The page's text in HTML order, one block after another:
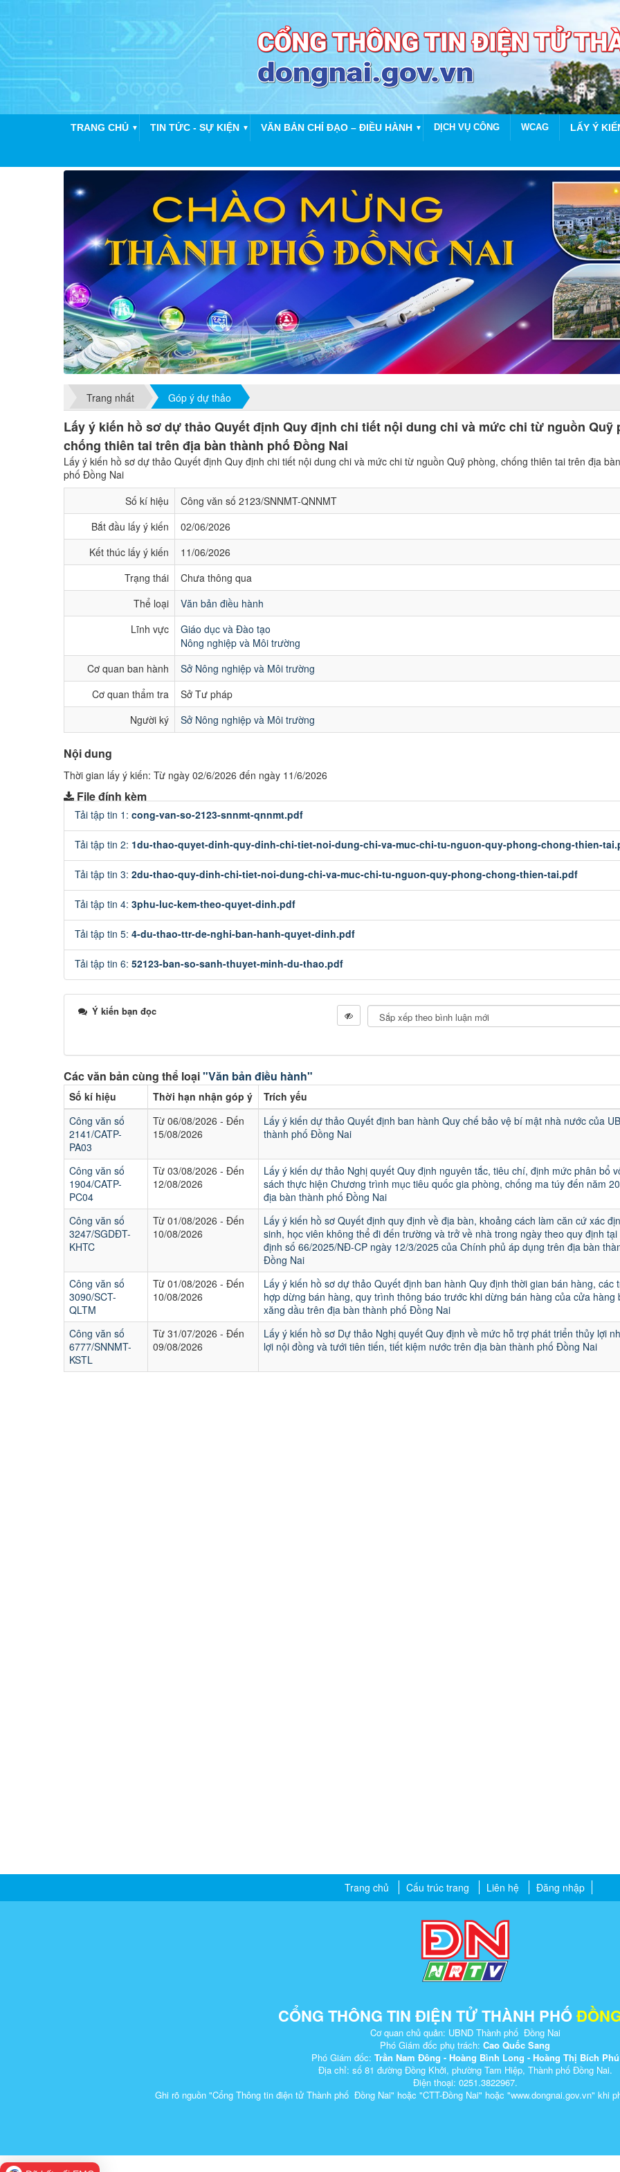
TRANG CHỦ ▼ TIN TỨC - SỰ KIỆN ▼ VĂN BẢN CHỈ ĐẠO – ĐIỀU HÀNH ▼ DỊCH VỤ CÔNG WCAG LẤY Ý
Trang nhất Góp ý dự thảo
Lấy ý kiến hồ sơ dự thảo Quyết định Quy định chi tiết nội dung chi và mức chi từ nguồn Quỹ
chống thiên tai trên địa bàn thành phố Đồng Nai
Lấy ý kiến hồ sơ dự thảo Quyết định Quy định chi tiết nội dung chi và mức chi từ nguồn Quỹ phòng, chống thiên tai trên địa
phố Đồng Nai
Số kí hiệu
Công văn số 2123/SNNMT-QNNMT
Bắt đầu lấy ý kiến
02/06/2026
Kết thúc lấy ý kiến
11/06/2026
Trạng thái
Chưa thông qua
Thể loại
Văn bản điều hành
Lĩnh vực
Giáo dục và Đào tạo
Nông nghiệp và Môi trường
Cơ quan ban hành
Sở Nông nghiệp và Môi trường
Cơ quan thẩm tra
Sở Tư pháp
Người ký
Sở Nông nghiệp và Môi trường
Nội dung
Thời gian lấy ý kiến: Từ ngày 02/6/2026 đến ngày 11/6/2026
File đính kèm
Tải tập tin 1: cong-van-so-2123-snnmt-qnnmt.pdf
Tải tập tin 2: 1du-thao-quyet-dinh-quy-dinh-chi-tiet-noi-dung-chi-va-muc-chi-tu-nguon-quy-phong-chong-thien-
Tải tập tin 3: 2du-thao-quy-dinh-chi-tiet-noi-dung-chi-va-muc-chi-tu-nguon-quy-phong-chong-thien-tai.pdf
Tải tập tin 4: 3phu-luc-kem-theo-quyet-dinh.pdf
Tải tập tin 5: 4-du-thao-ttr-de-nghi-ban-hanh-quyet-dinh.pdf
Tải tập tin 6: 52123-ban-so-sanh-thuyet-minh-du-thao.pdf
Ý kiến bạn đọc
Các văn bản cùng thể loại"Văn bản điều hành"
Số kí hiệu Thời hạn nhận góp ý
Trích yếu
Công văn số
2141/CATP-
PA03
Từ 06/08/2026 - Đến
15/08/2026
Lấy ý kiến dự thảo Quyết định ban hành Quy chế bảo vệ bí mật nhà nước của
thành phố Đồng Nai
Công văn số
1904/CATP-
PC04
Từ 03/08/2026 - Đến
12/08/2026
Lấy ý kiến dự thảo Nghị quyết Quy định nguyên tắc, tiêu chí, định mức phân bổ
sách thực hiện Chương trình mục tiêu quốc gia phòng, chống ma túy đến năm
địa bàn thành phố Đồng Nai
Công văn số
3247/SGDĐT-
KHTC
Từ 01/08/2026 - Đến
10/08/2026
Lấy ý kiến hồ sơ Quyết định quy định về địa bàn, khoảng cách làm căn cứ xác
sinh, học viên không thể đi đến trường và trở về nhà trong ngày theo quy định tại
định số 66/2025/NĐ-CP ngày 12/3/2025 của Chính phủ áp dụng trên địa bàn
Đồng Nai
Công văn số
3090/SCT-
QLTM
Từ 01/08/2026 - Đến
10/08/2026
Lấy ý kiến hồ sơ dự thảo Quyết định ban hành Quy định thời gian bán hàng, các
hợp dừng bán hàng, quy trình thông báo trước khi dừng bán hàng của cửa hàng
xăng dầu trên địa bàn thành phố Đồng Nai
Công văn số
6777/SNNMT-
KSTL
Từ 31/07/2026 - Đến
09/08/2026
Lấy ý kiến hồ sơ Dự thảo Nghị quyết Quy định về mức hỗ trợ phát triển thủy lợi
lợi nội đồng và tưới tiên tiến, tiết kiệm nước trên địa bàn thành phố Đồng Nai
Trang chủ Cấu trúc trang Liên hệ Đăng nhập
CỔNG THÔNG TIN ĐIỆN TỬ THÀNH PHỐ
Cơ quan chủ quản: UBND Thành phố Đồng Nai
Phó Giám đốc phụ trách: Cao Quốc Sang
Phó Giám đốc: Trần Nam Đông - Hoàng Bình Long - Hoàng Thị Bích Phú
Địa chỉ: số 81 đường Đồng Khởi, phường Tam Hiệp, Thành phố Đồng Nai.
Điện thoại: 0251.3822967.
Ghi rõ nguồn "Cổng Thông tin điện tử Thành phố Đồng Nai" hoặc "CTT-Đồng Nai" hoặc "www.dongnai.g​ov.vn" khi